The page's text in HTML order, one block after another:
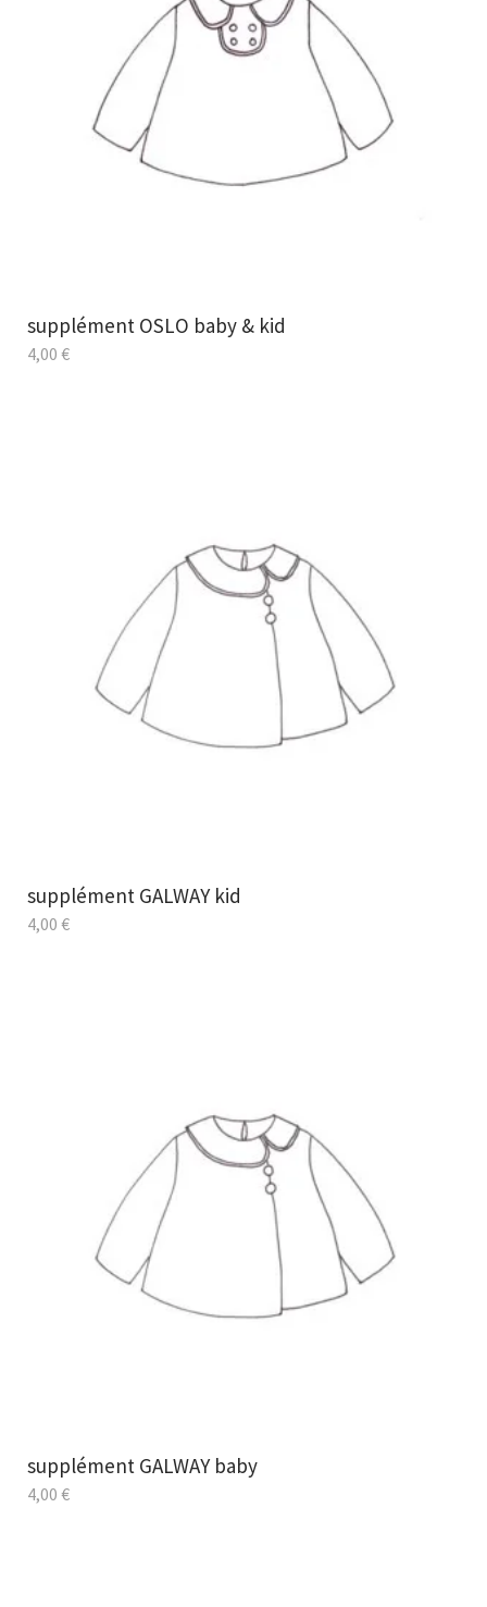
supplément OSLO baby & kid
4,00 €
supplément GALWAY kid
4,00 €
supplément GALWAY baby
4,00 €